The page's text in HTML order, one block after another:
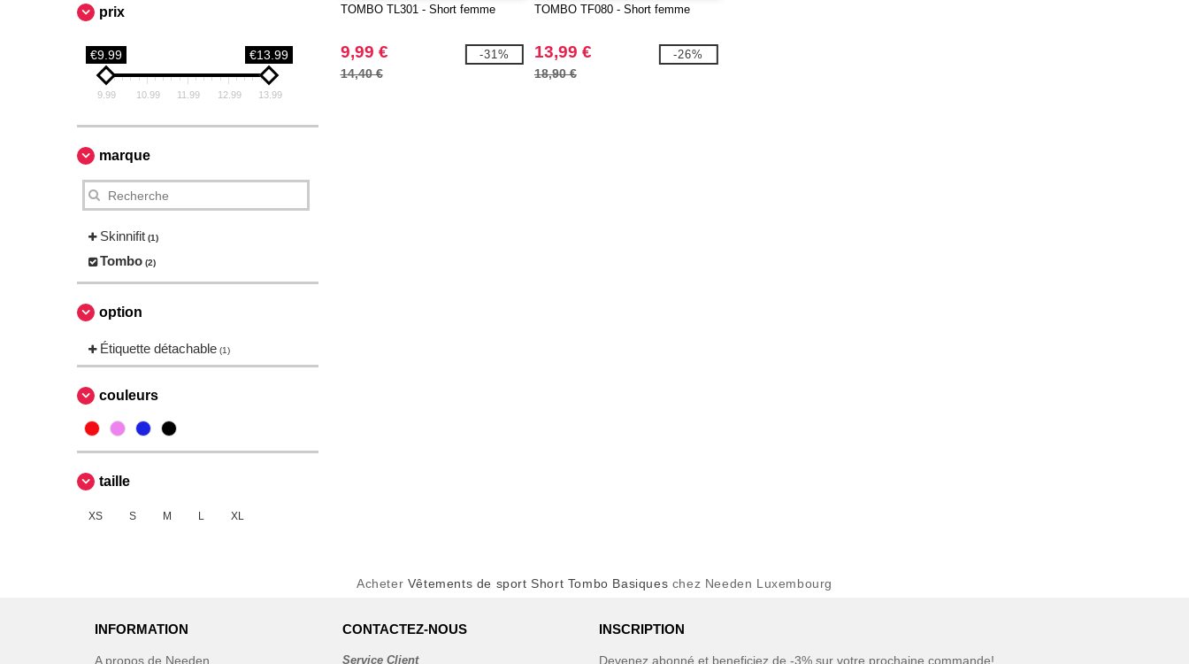
prix
€9.99 €13.99
9.99 10.99 11.99 12.99 13.99
marque
Skinnifit (1)
Tombo (2)
option
Étiquette détachable (1)
couleurs
taille
XS S M L XL
TOMBO TL301 - Short femme
9,99 €
14,40 €
-31%
TOMBO TF080 - Short femme
13,99 €
18,90 €
-26%
Acheter Vêtements de sport Short Tombo Basiques chez Needen Luxembourg
INFORMATION
A propos de Needen
CONTACTEZ-NOUS
Service Client
INSCRIPTION
Devenez abonné et beneficiez de -3% sur votre prochaine commande!